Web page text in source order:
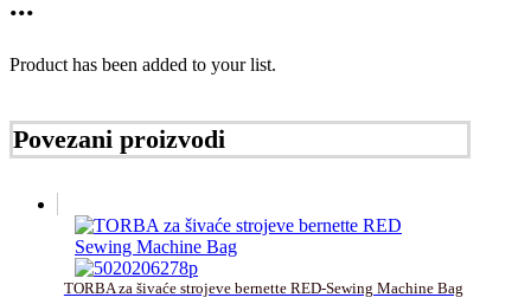
Product has been added to your list.
Povezani proizvodi
TORBA za šivaće strojeve bernette RED-Sewing Machine Bag